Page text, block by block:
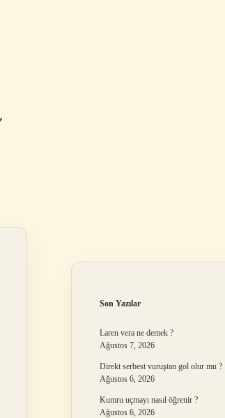
Son Yazılar
Laren vera ne demek ?
Ağustos 7, 2026
Direkt serbest vuruştan gol olur mu ?
Ağustos 6, 2026
Kumru uçmayı nasıl öğrenir ?
Ağustos 6, 2026